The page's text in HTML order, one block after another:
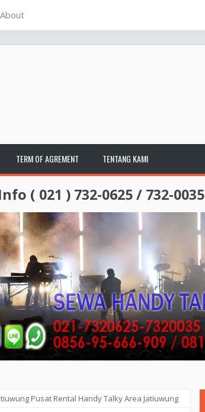
About
TERM OF AGREMENT TENTANG KAMI
( 021 ) 732-0625 / 732-0035
Pusat Rental Handy Talky Area Jatiuwung